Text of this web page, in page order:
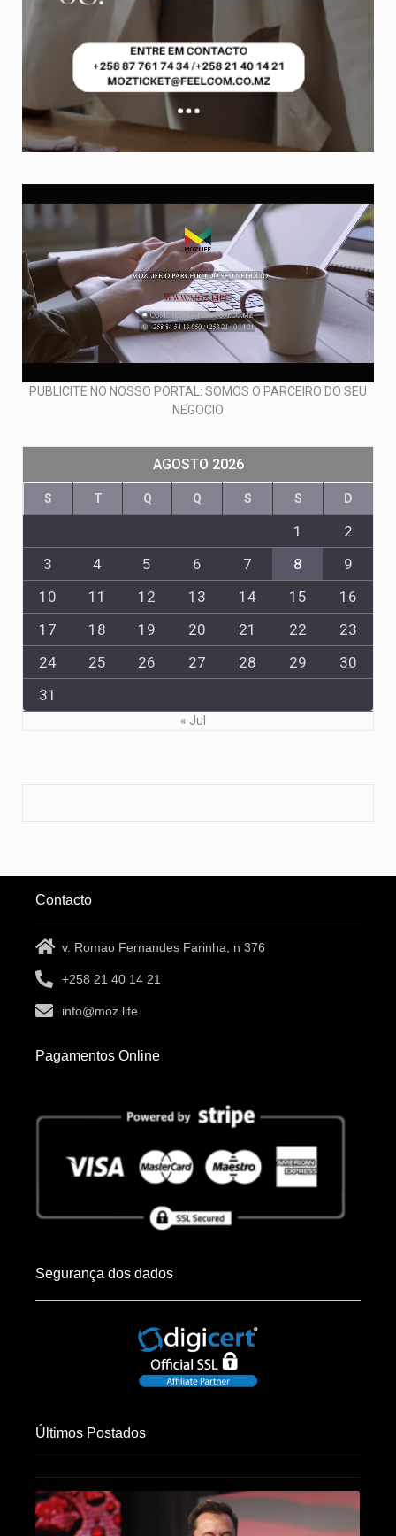
PUBLICITE NO NOSSO PORTAL: SOMOS O PARCEIRO DO SEU
NEGOCIO
AGOSTO 2026
S T Q Q S S D
1
2
3
4 5 6 7 8
9
10
11 12 13 14 15
16
17
18 19 20 21 22
23
24
25 26 27 28 29
30
31
« Jul
Contacto
v. Romao Fernandes Farinha, n 376
+258 21 40 14 21
info@moz.life
Pagamentos Online
Segurança dos dados
Últimos Postados